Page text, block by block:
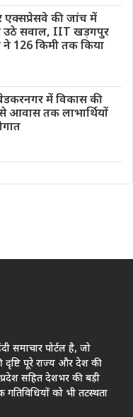
की जांच में
उठे सवाल, IIT खड़गपुर
126 किमी तक किया
में विकास की
से आवास तक लाभार्थियों
समाचार पोर्टल है, जो
पूरे राज्य और देश की
सहित देशभर की बड़ी
को भी तटस्थता